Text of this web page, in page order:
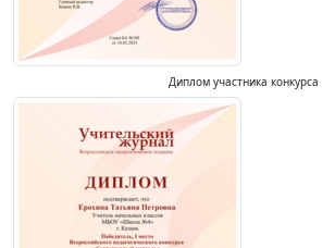
Диплом участника конкурса